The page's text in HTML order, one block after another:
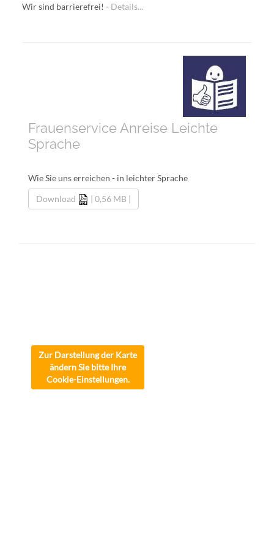
Wir sind barrierefrei! - Details...
Frauenservice Anreise Leichte
Sprache
Wie Sie uns erreichen - in leichter Sprache
Download
| 0,56 MB |
Zur Darstellung der Karte
ändern Sie bitte Ihre
Cookie-Einstellungen.